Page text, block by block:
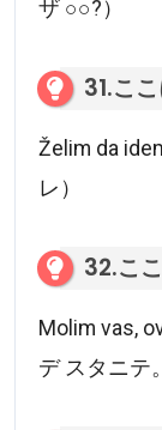
ザ ○○?）
31.こ
Želim da
レ）
32.こ
Molim vas,
デ スタニテ